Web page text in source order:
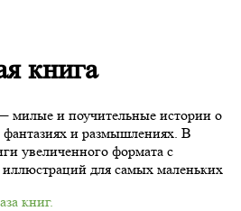
книг.
книга
милые и поучительные истории о
и размышлениях. В
увеличенного формата с
для самых маленьких